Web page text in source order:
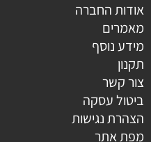
אודות החברה
מאמרים
מידע נוסף
תקנון
צור קשר
ביטול עסקה
הצהרת נגישות
מפת אתר